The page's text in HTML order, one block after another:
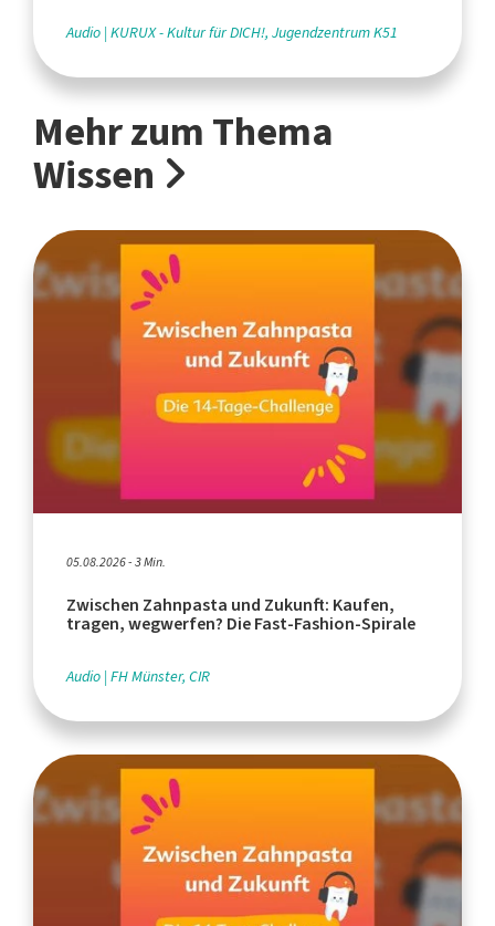
Audio KURUX - Kultur für DICH!, Jugendzentrum K51
Mehr zum Thema
Wissen
05.08.2026 - 3 Min.
Zwischen Zahnpasta und Zukunft: Kaufen,
tragen, wegwerfen? Die Fast-Fashion-Spirale
Audio FH Münster, CIR